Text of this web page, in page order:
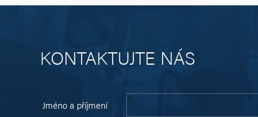
KONTAKTUJTE NÁS
Jméno a příjmení